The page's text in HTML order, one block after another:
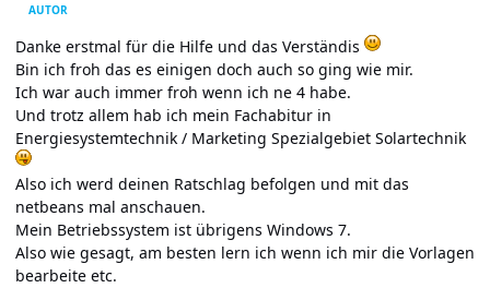
AUTOR
Danke erstmal für die Hilfe und das Verständis
Bin ich froh das es einigen doch auch so ging wie mir.
Ich war auch immer froh wenn ich ne 4 habe.
Und trotz allem hab ich mein Fachabitur in
Energiesystemtechnik / Marketing Spezialgebiet Solartechnik
Also ich werd deinen Ratschlag befolgen und mit das
netbeans mal anschauen.
Mein Betriebssystem ist übrigens Windows 7.
Also wie gesagt, am besten lern ich wenn ich mir die Vorlagen
bearbeite etc.